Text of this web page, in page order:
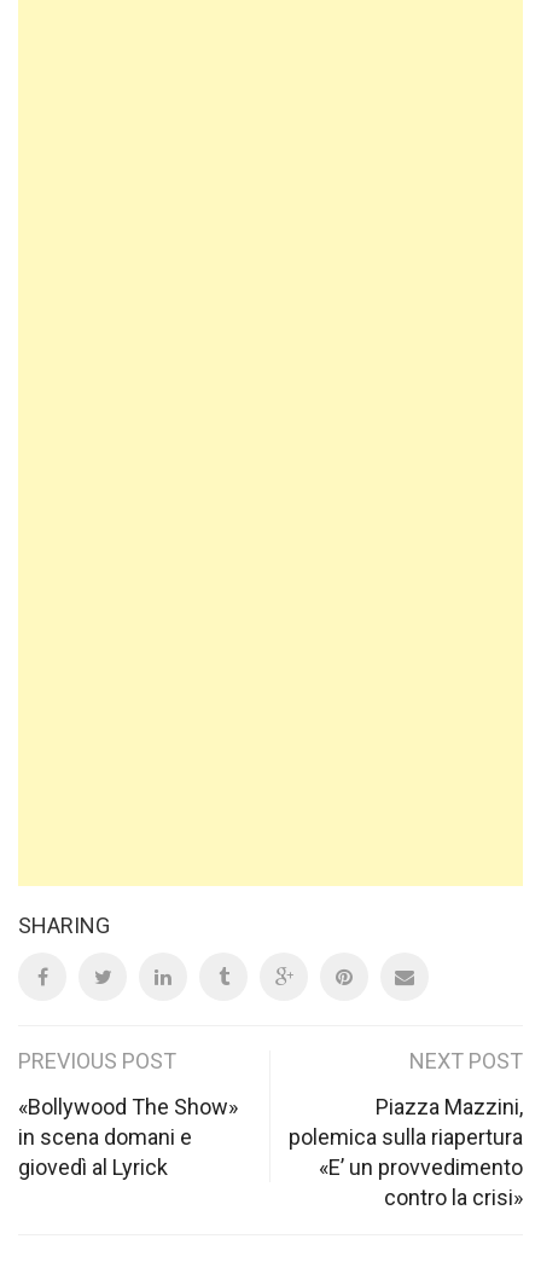
SHARING
Post
navigation
PREVIOUS POST
«Bollywood The Show»
in scena domani e
giovedì al Lyrick
NEXT POST
Piazza Mazzini,
polemica sulla riapertura
«E’ un provvedimento
contro la crisi»